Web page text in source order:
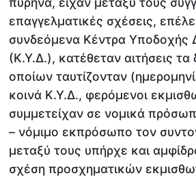
επαγγελματικές σχέσεις,
συνδεόμενα Κέντρα
(Κ.Υ.Δ.), κατέθεταν αιτήσεις
οποίων ταυτίζονταν
κοινά Κ.Υ.Δ., φερόμενοι
συμμετείχαν σε νομικά
– νόμιμο εκπρόσωπο τον
μεταξύ τους υπήρχε και
σχέση προσχηματικών